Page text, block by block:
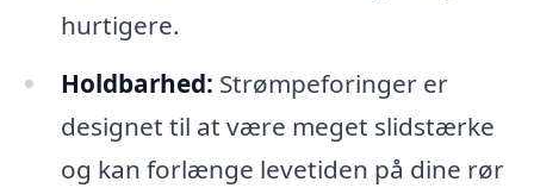
hurtigere.
Holdbarhed: Strømpeforinger er
designet til at være meget slidstærke
og kan forlænge levetiden på dine rør